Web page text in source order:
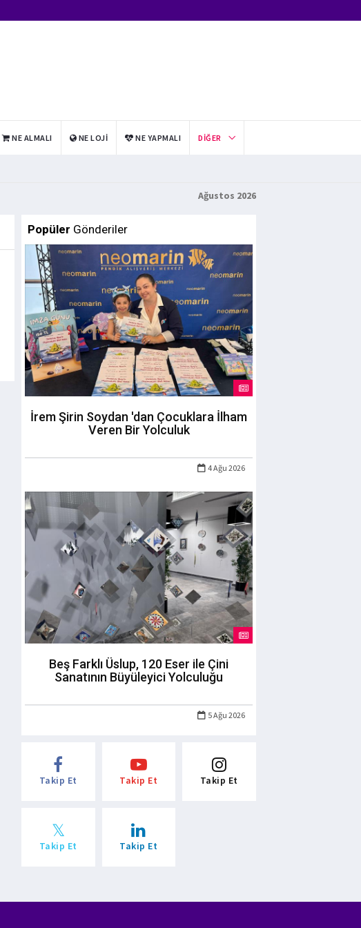
NE ALMALI NE LOJI NE YAPMALI DIĞER
Ağustos 2026
Popüler Gönderiler
İrem Şirin Soydan 'dan Çocuklara İlham
Veren Bir Yolculuk
4 Ağu 2026
Beş Farklı Üslup, 120 Eser ile Çini
Sanatının Büyüleyici Yolculuğu
5 Ağu 2026
Takip Et Takip Et Takip Et
Takip Et Takip Et